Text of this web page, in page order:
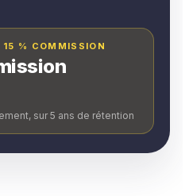
% COMMISSION
sur 5 ans de rétention